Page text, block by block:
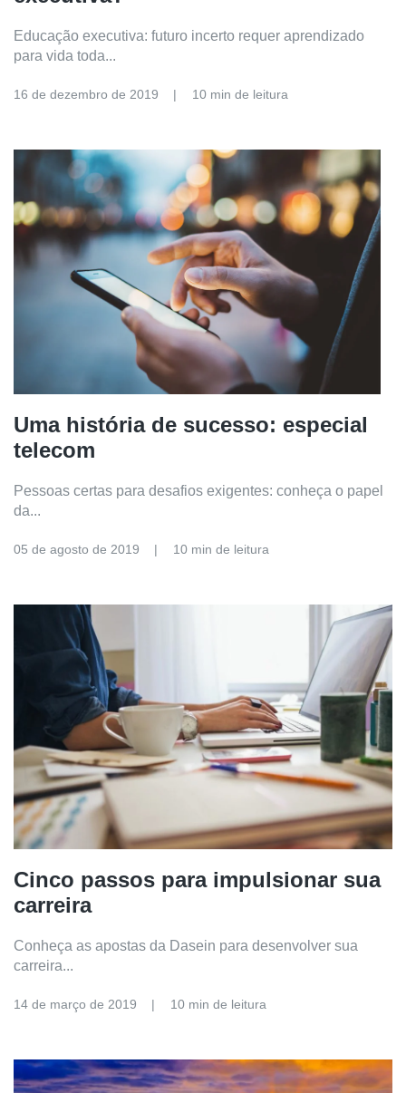
Educação executiva: futuro incerto requer aprendizado
para vida toda...
16 de dezembro de 2019 10 min de leitura
Uma história de sucesso: especial
telecom
Pessoas certas para desafios exigentes: conheça o papel
da...
05 de agosto de 2019 10 min de leitura
Cinco passos para impulsionar sua
carreira
Conheça as apostas da Dasein para desenvolver sua
carreira...
14 de março de 2019 10 min de leitura